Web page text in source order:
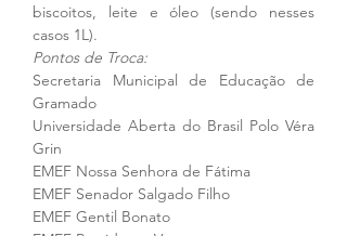
biscoitos, leite e óleo (sendo nesses
casos 1L).
Pontos de Troca:
Secretaria Municipal de Educação de
Gramado
Universidade Aberta do Brasil Polo Véra
Grin
EMEF Nossa Senhora de Fátima
EMEF Senador Salgado Filho
EMEF Gentil Bonato